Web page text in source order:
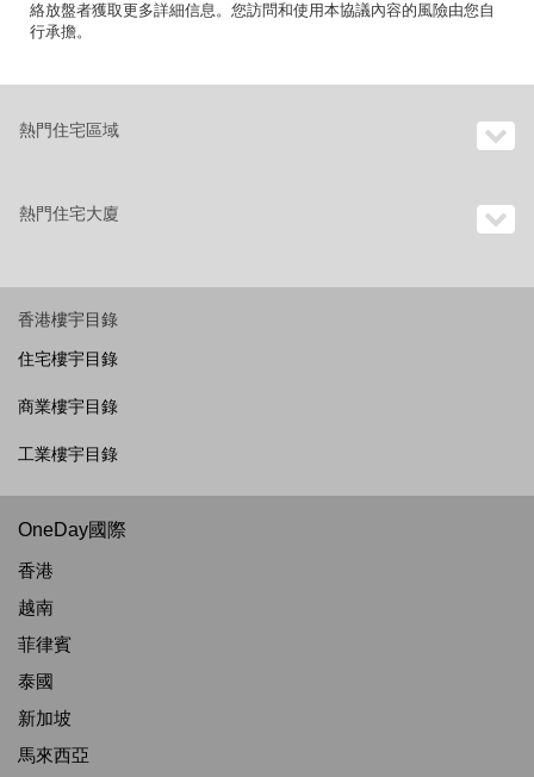
絡放盤者獲取更多詳細信息。您訪問和使用本協議內容的風險由您自
行承擔。
熱門住宅區域
熱門住宅大廈
香港樓宇目錄
住宅樓宇目錄
商業樓宇目錄
工業樓宇目錄
OneDay國際
香港
越南
菲律賓
泰國
新加坡
馬來西亞